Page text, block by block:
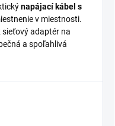
napájací kábel s
v miestnosti.
sieťový adaptér na
a spoľahlivá